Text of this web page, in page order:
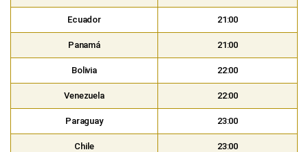
Ecuador 21:00
Panamá 21:00
Bolivia 22:00
Venezuela 22:00
Paraguay 23:00
Chile 23:00